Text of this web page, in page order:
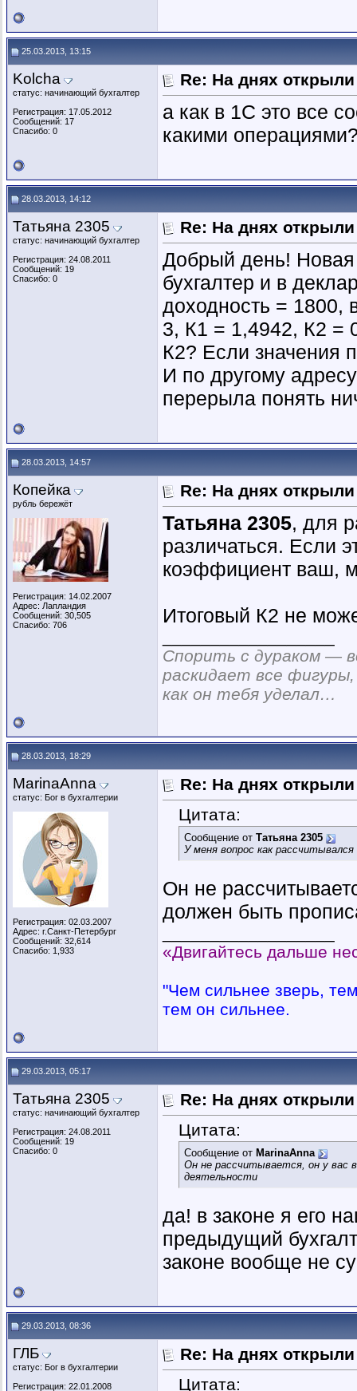
25.03.2013, 13:15
Kolcha
статус: начинающий бухгалтер
Регистрация: 17.05.2012
Сообщений: 17
Спасибо: 0
Re: На днях
а как в 1С это все
какими
28.03.2013, 14:12
Татьяна 2305
статус: начинающий бухгалтер
Регистрация: 24.08.2011
Сообщений: 19
Спасибо: 0
Re: На днях
Добрый день! Новая
бухгалтер и в
доходность = 1800,
3, К1 = 1,4942, К2 =
К2? Если значения
И по другому
перерыла понять
28.03.2013, 14:57
Копейка
рубль бережёт
Регистрация: 14.02.2007
Адрес: Лапландия
Сообщений: 30,505
Спасибо: 706
Re: На днях
Татьяна 2305, для
различаться. Если
коэффициент ваш,
Итоговый К2 не
Спорить с дураком —
раскидает все
как он тебя уделал…
28.03.2013, 18:29
MarinaAnna
статус: Бог в бухгалтерии
Регистрация: 02.03.2007
Адрес: г.Санкт-Петербург
Сообщений: 32,614
Спасибо: 1,933
Re: На днях
Цитата:
Сообщение от Татьяна 2305
У меня вопрос как рассчитывался
Он не
должен быть
«Двигайтесь дальше
"Чем сильнее зверь,
тем он сильнее.
29.03.2013, 05:17
Татьяна 2305
статус: начинающий бухгалтер
Регистрация: 24.08.2011
Сообщений: 19
Спасибо: 0
Re: На днях
Цитата:
Сообщение от MarinaAnna
Он не рассчитывается, он у вас
деятельности
да! в законе я его
предыдущий
законе вообще не
29.03.2013, 08:36
ГЛБ
статус: Бог в бухгалтерии
Регистрация: 22.01.2008
Re: На днях
Цитата: